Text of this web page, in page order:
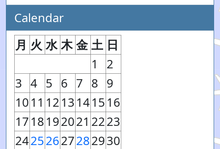
Calendar
月 火 水 木 金 土 日
1
2
3 4 5 6 7 8 9
1011 1213141516
1718192021 2223
24252627282930